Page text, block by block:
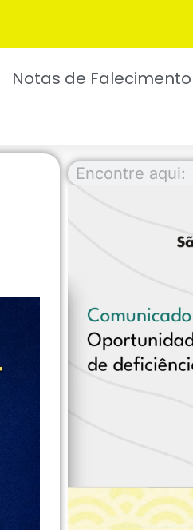
Notas de Falecimento